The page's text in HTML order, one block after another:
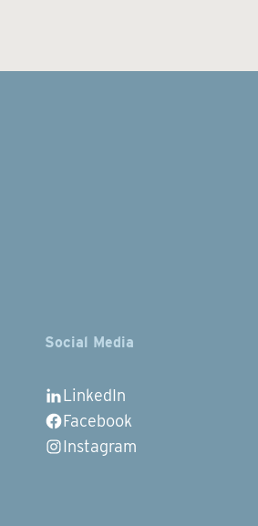
Social Media
LinkedIn
Facebook
Instagram